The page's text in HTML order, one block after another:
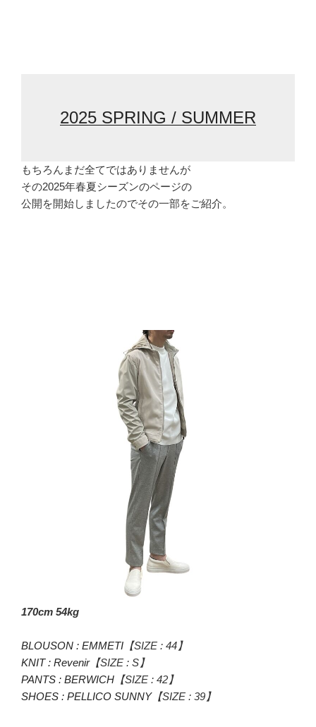
2025 SPRING / SUMMER
もちろんまだ全てではありませんが
その2025年春夏シーズンのページの
公開を開始しましたのでその一部をご紹介。
170cm 54kg
BLOUSON : EMMETI 【SIZE : 44】
KNIT : Revenir【SIZE : S】
PANTS : BERWICH 【SIZE : 42】
SHOES : PELLICO SUNNY【SIZE : 39】